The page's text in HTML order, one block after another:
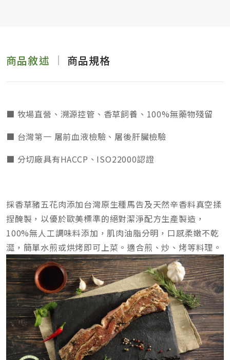
商品敘述 商品規格
■ 牧場直營、溯源控管、香草飼養、100%無藥物殘留
■ 台灣第一 屠前血液檢驗、屠後肝臟檢驗
■ 分切廠具有HACCP、ISO22000認證
採香草豬五花肉添加台灣原生種馬告及天然辛香料真空揉
捏醃製，以優於歐美標準的絕對潔淨配方生產製造，
100%無人工調味料添加，肌肉油脂分明，口感柔嫩不乾
澀，簡單水煎或烘烤即可上菜。適合煎、炒、烤等料理。